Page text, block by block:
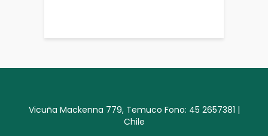
Vicuña Mackenna 779, Temuco Fono: 45 2657381 |
Chile